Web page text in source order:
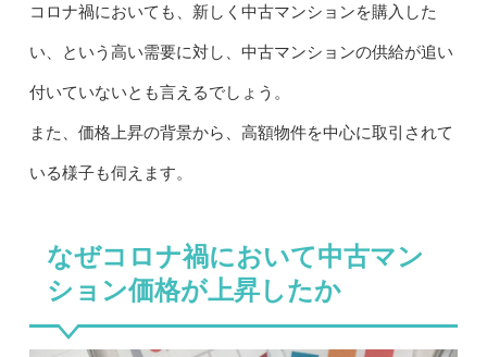
コロナ禍においても、新しく中古マンションを購入した
い、という高い需要に対し、中古マンションの供給が追い
付いていないとも言えるでしょう。
また、価格上昇の背景から、高額物件を中心に取引されて
いる様子も伺えます。
なぜコロナ禍において中古マン
ション価格が上昇したか